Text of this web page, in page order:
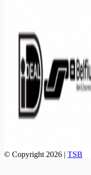
© Copyright 2026 | TSB